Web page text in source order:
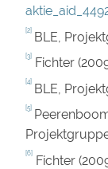
[2] BLE,
[3] Fichter
[4] BLE,
[5]
[6] Fichter